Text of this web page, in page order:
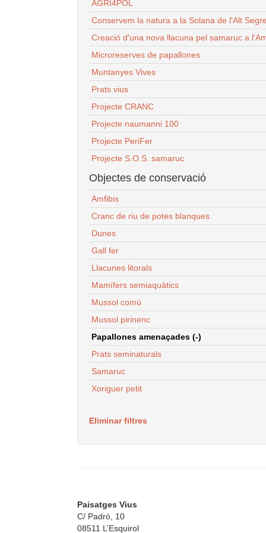
AGRI4POL
Conservem la natura a la Solana de l'Alt
Creació d'una nova llacuna pel samaruc a
Microreserves de papallones
Muntanyes Vives
Prats vius
Projecte CRANC
Projecte naumanni 100
Projecte PeriFer
Projecte S.O.S. samaruc
Objectes de conservació
Amfibis
Cranc de riu de potes blanques
Dunes
Gall fer
Llacunes litorals
Mamífers semiaquàtics
Mussol comú
Mussol pirinenc
Papallones amenaçades (-)
Prats seminaturals
Samaruc
Xoriguer petit
Eliminar filtres
Paisatges Vius
C/ Padró, 10
08511 L’Esquirol